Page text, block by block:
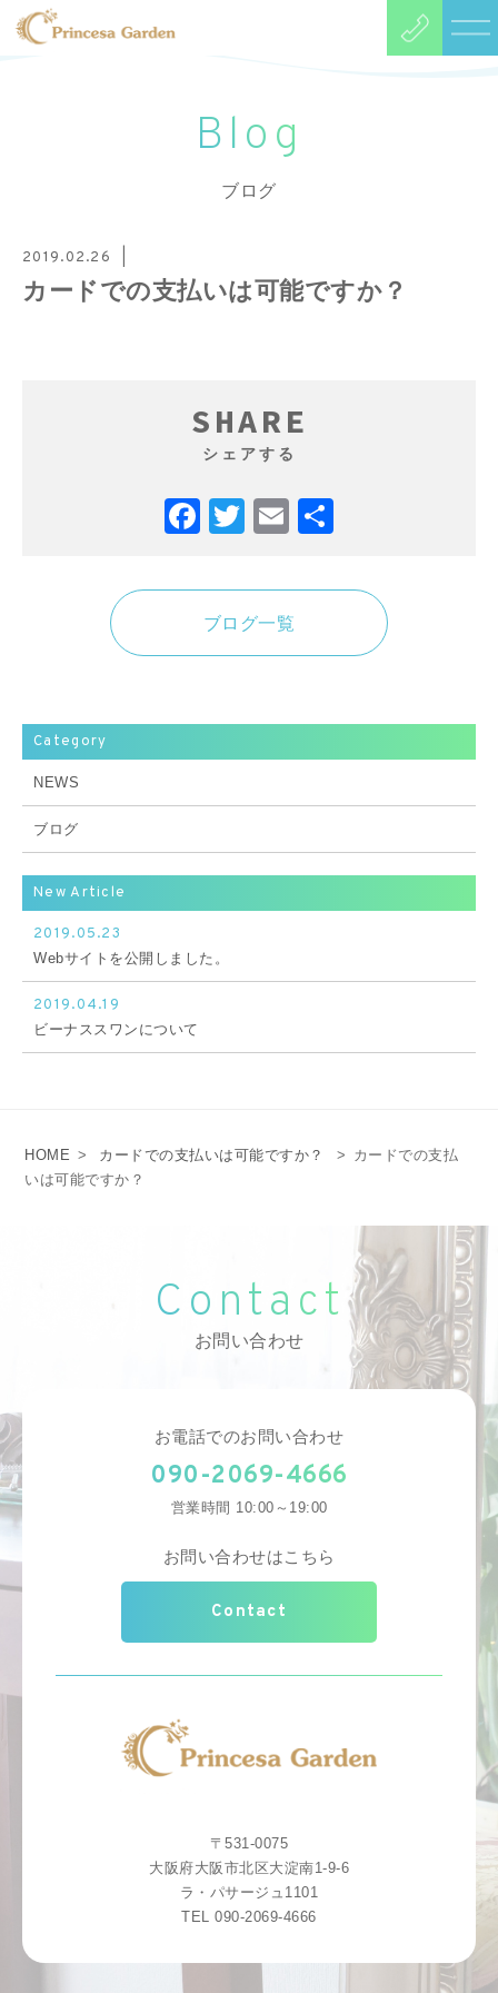
Blog
ブログ
2019.02.26
カードでの支払いは可能ですか？
SHARE
シェアする
Facebook
TwitterEmail
ブログ一覧
Category
NEWS
ブログ
New Article
2019.05.23
Webサイトを公開しました。
2019.04.19
ビーナススワンについて
HOME > カードでの支払いは可能ですか？ >
カードでの支払
いは可能ですか？
Contact
お問い合わせ
お電話でのお問い合わせ
090-2069-4666
営業時間 10:00～19:00
お問い合わせはこちら
Contact
〒531-0075
大阪府大阪市北区大淀南1-9-6
ラ・パサージュ1101
TEL 090-2069-4666